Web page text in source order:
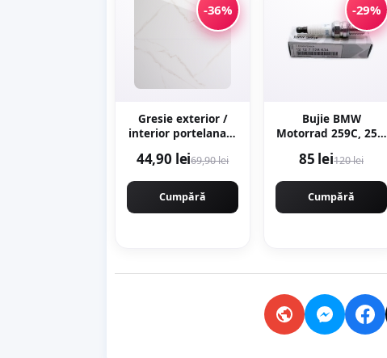
-36%
Gresie exterior /
interior portelanata
119 5 cm lucioasa
marmura
44,90 lei69,90 lei
Cumpără
-29%
Bujie BMW
Motorrad 259C, 259,
K28, K29, K30, R21,
85 lei120 lei
Cumpără